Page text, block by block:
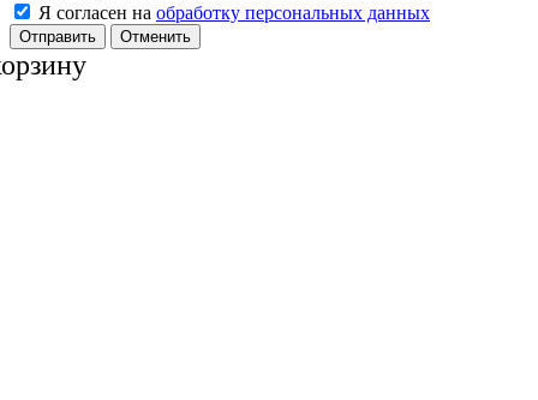
Я согласен на обработку персональных данных
Отменить